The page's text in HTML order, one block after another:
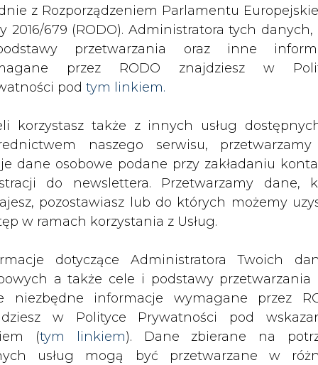
ZMIANY KADROWE NA RYNKU
z Rozporządzeniem Parlamentu
2016/679 (RODO). Administratora tych danych,
przetwarzania oraz inne
przez RODO znajdziesz w
pod tym linkiem.
korzystasz także z innych usług
naszego serwisu,
dane osobowe podane przy zakładaniu
do newslettera. Przetwarzamy dane,
pozostawiasz lub do których możemy
w ramach korzystania z Usług.
dotyczące Administratora Twoich
a także cele i podstawy przetwarzania
niezbędne informacje wymagane przez
w Polityce Prywatności pod
(tym linkiem). Dane zbierane na
usług mogą być przetwarzane w
drukuj skomentuj udostępnij:
w wojnie
rozmówcy Financial Timesa
wojnę cenową na rynku ropy,